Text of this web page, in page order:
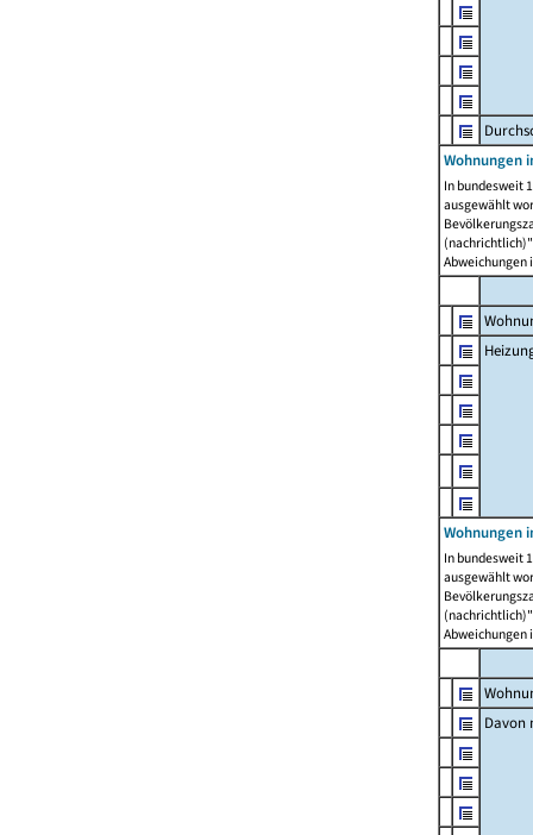
Wohnungen
In bundesweit
ausgewählt
Abweichungen
Wohnungen
In bundesweit
ausgewählt
Abweichungen
Davon